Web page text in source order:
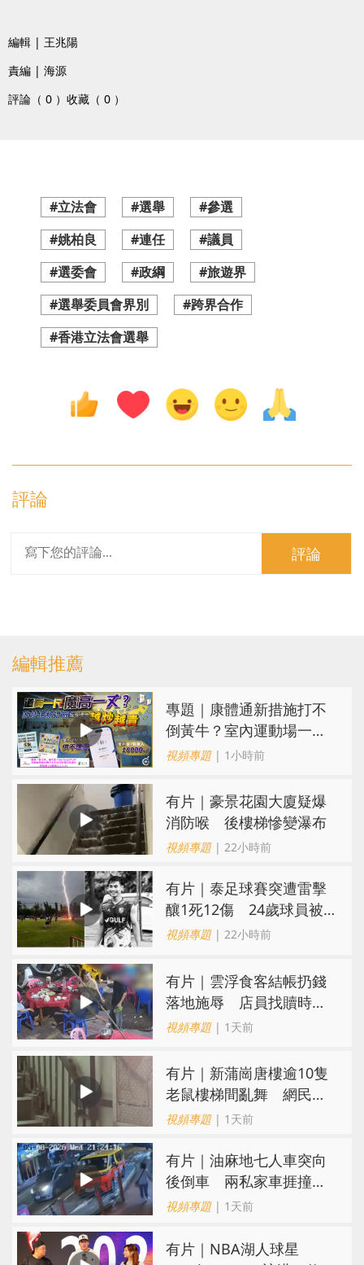
編輯 | 王兆陽
責編 | 海源
評論（ 0 ） 收藏（ 0 ）
#立法會 #選舉
#參選
#姚柏良
#連任
#議員
#選委會
#政綱
#旅遊界
#選舉委員會界別
#跨界合作
#香港立法會選舉
評論
評論
編輯推薦
專題｜康體通新措施打不
倒黃牛？室內運動場一場
難求越炒越貴
視頻專題| 1小時前
有片｜豪景花園大廈疑爆
消防喉 後樓梯慘變瀑布
視頻專題| 22小時前
有片｜泰足球賽突遭雷擊
釀1死12傷 24歲球員被
閃電劈中亡
視頻專題| 22小時前
​有片｜雲浮食客結帳扔錢
落地施辱 店員找贖時還
施彼身獲老闆肯定
視頻專題| 1天前
有片｜新蒲崗唐樓逾10隻
老鼠樓梯間亂舞 網民嚇
親：每次經過都要好大勇
視頻專題| 1天前
有片｜油麻地七人車突向
後倒車 兩私家車捱撞
司機不顧而去
視頻專題| 1天前
有片｜NBA湖人球星